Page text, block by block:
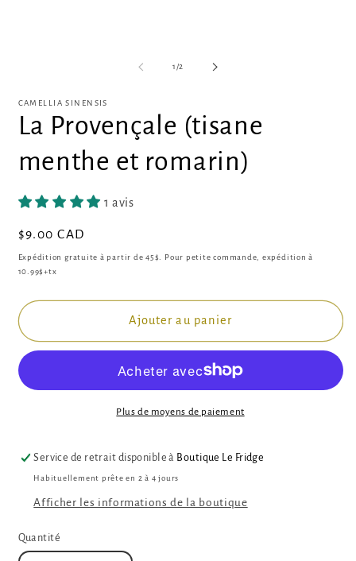
1 /de
2
CAMELLIA SINENSIS
La Provençale (tisane
menthe et romarin)
1 avis
Prix
habituel
$9.00 CAD
Expédition gratuite à partir de 45$. Pour petite commande, expédition à
10.99$+tx
Ajouter au panier
Plus de moyens de paiement
Service de retrait disponible à Boutique Le Fridge
Habituellement prête en 2 à 4 jours
Afficher les informations de la boutique
Quantité